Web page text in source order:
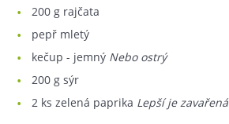
200 g rajčata
pepř mletý
kečup - jemný Nebo ostrý
200 g sýr
2 ks zelená paprika Lepší je zavařená